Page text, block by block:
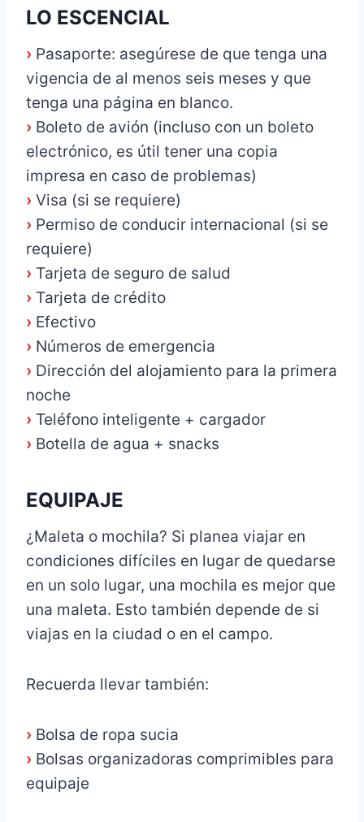
LO ESCENCIAL
› Pasaporte: asegúrese de que tenga una
vigencia de al menos seis meses y que
tenga una página en blanco.
› Boleto de avión (incluso con un boleto
electrónico, es útil tener una copia
impresa en caso de problemas)
› Visa (si se requiere)
› Permiso de conducir internacional (si se
requiere)
› Tarjeta de seguro de salud
› Tarjeta de crédito
› Efectivo
› Números de emergencia
› Dirección del alojamiento para la primera
noche
› Teléfono inteligente + cargador
› Botella de agua + snacks
EQUIPAJE
¿Maleta o mochila? Si planea viajar en
condiciones difíciles en lugar de quedarse
en un solo lugar, una mochila es mejor que
una maleta. Esto también depende de si
viajas en la ciudad o en el campo.
Recuerda llevar también:
› Bolsa de ropa sucia
› Bolsas organizadoras comprimibles para
equipaje